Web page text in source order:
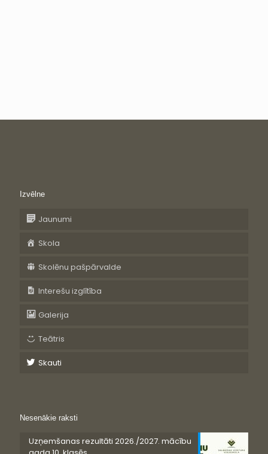
Izvēlne
Jaunumi
Skola
Skolēnu pašpārvalde
Interešu izglītība
Galerija
Teātris
Skauti
Nesenākie raksti
Uzņemšanas rezultāti 2026./2027. mācību